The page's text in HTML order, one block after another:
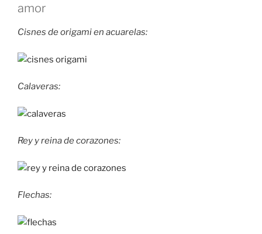
amor
Cisnes de origami en acuarelas:
Calaveras:
Rey y reina de corazones:
Flechas: